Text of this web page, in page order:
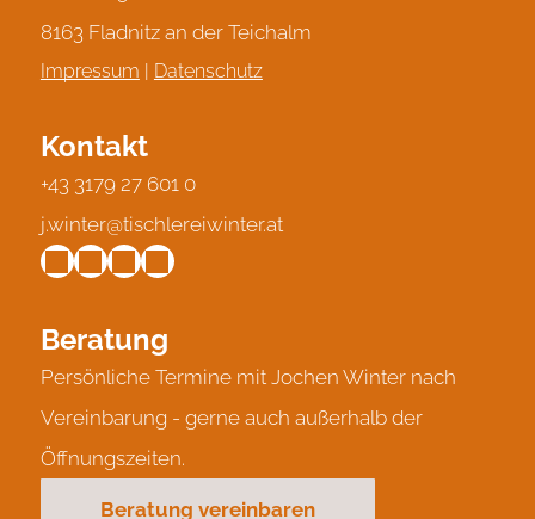
8163 Fladnitz an der Teichalm
Impressum Datenschutz
Kontakt
+43 3179 27 601 0
j.winter@tischlereiwinter.at
Beratung
Persönliche Termine mit Jochen Winter nach
Vereinbarung - gerne auch außerhalb der
Öffnungszeiten.
Beratung vereinbaren